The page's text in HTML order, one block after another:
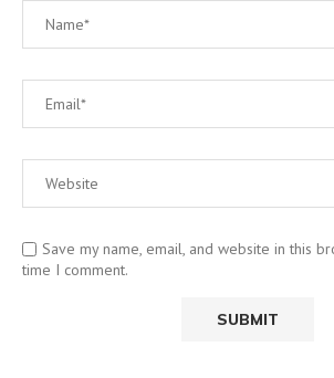
Save my name, email, and website in this
time I comment.